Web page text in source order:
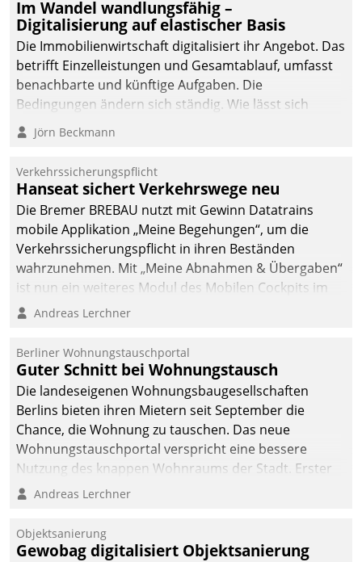
Im Wandel wandlungsfähig –
Digitalisierung auf elastischer Basis
Die Immobilienwirtschaft digitalisiert ihr Angebot. Das
betrifft Einzelleistungen und Gesamtablauf, umfasst
benachbarte und künftige Aufgaben. Die
Bedingungen ändern sich ständig. Wie lässt sich
technisch die Kontrolle wahren und zugleich Freiraum
fürs Wachsen öffnen?
Jörn Beckmann
Verkehrssicherungspflicht
Hanseat sichert Verkehrswege neu
Die Bremer BREBAU nutzt mit Gewinn Datatrains
mobile Applikation „Meine Begehungen“, um die
Verkehrssicherungspflicht in ihren Beständen
wahrzunehmen. Mit „Meine Abnahmen & Übergaben“
ist nun ein weiteres Modul des Mobilen Cockpits im
Einsatz.
Andreas Lerchner
Berliner Wohnungstauschportal
Guter Schnitt bei Wohnungstausch
Die landeseigenen Wohnungsbaugesellschaften
Berlins bieten ihren Mietern seit September die
Chance, die Wohnung zu tauschen. Das neue
Wohnungstauschportal verspricht eine bessere
Nutzung des knappen Wohnraums der Stadt. Erster
Anwendungsfall für Datatrains Lösung API-Hub mit
Unternehmen.
Andreas Lerchner
Objektsanierung
Gewobag digitalisiert Objektsanierung